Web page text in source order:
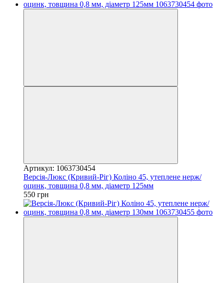
Артикул: 1063730454
Версія-Люкс (Кривий-Ріг) Коліно 45, утеплене нерж/
оцинк, товщина 0,8 мм, діаметр 125мм
550 грн